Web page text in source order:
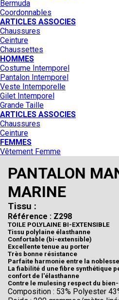
Bermuda
Coordonnables
ARTICLES ASSOCIES
Chaussures
Ceinture
Chaussettes
HOMMES
Costume Intemporel
Pantalon Intemporel
Veste Intemporelle
Gilet Intemporel
Grande Taille
ARTICLES ASSOCIES
Chaussures
Ceinture
FEMMES
Vêtement Femme
PANTALON
MARINE
Tissu :
Référence : Z298
TOILE POLYLAINE BI-EXTENSIBLE
Tissu polylaine élasthanne
Confortable (bi-extensible)
Excellente tenue au porter
Très bonne résistance
Parfaite harmonie entre la
La fiabilité d une fibre synthétique
confort de l'élasthanne
Contre le mulesing respect du
Composition : 53% Polyester